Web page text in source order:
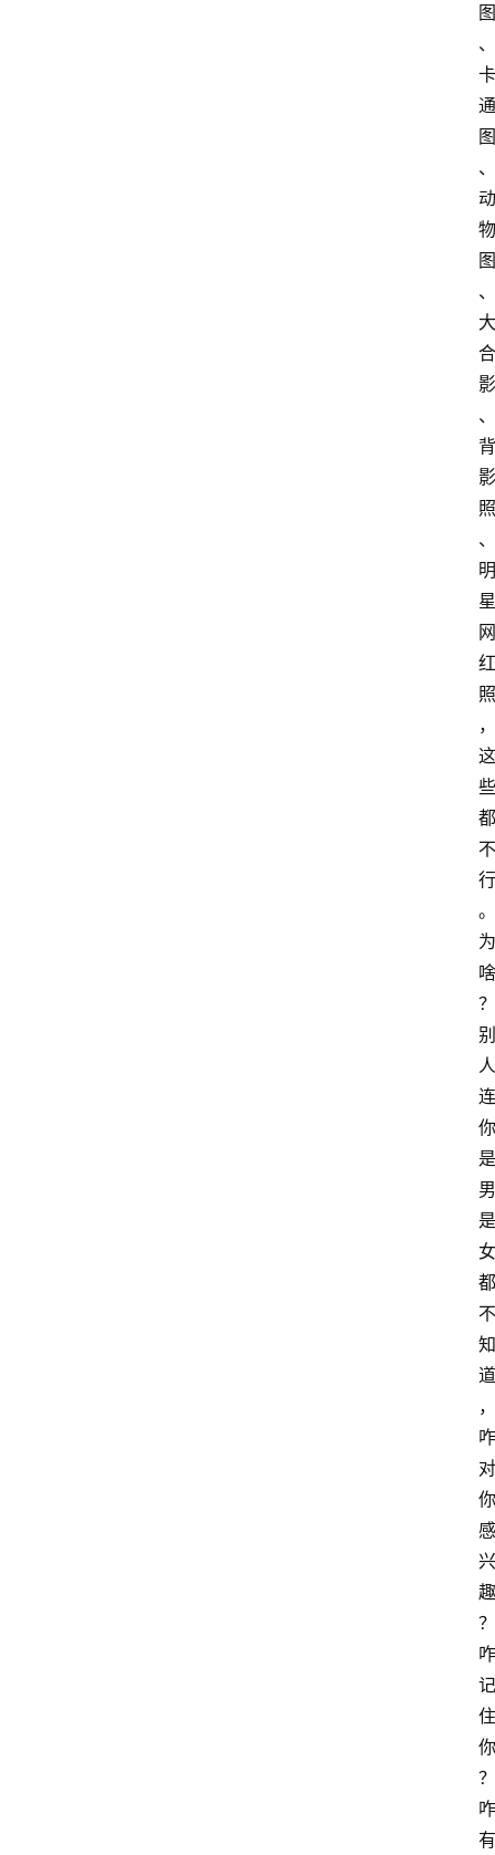
图
、
卡
通
图
、
动
物
图
、
大
合
影
、
背
影
照
、
明
星
网
红
照
，
这
些
都
不
行
。
为
啥
？
别
人
连
你
是
男
是
女
都
不
知
道
，
咋
对
你
感
兴
趣
？
咋
记
住
你
？
咋
有